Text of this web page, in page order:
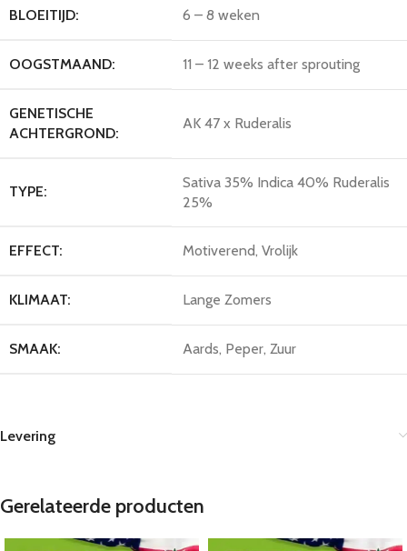
BLOEITIJD: 6 – 8 weken
OOGSTMAAND: 11 – 12 weeks after sprouting
GENETISCHE
ACHTERGROND:
AK 47 x Ruderalis
TYPE:
Sativa 35% Indica 40% Ruderalis
25%
EFFECT: Motiverend, Vrolijk
KLIMAAT: Lange Zomers
SMAAK: Aards, Peper, Zuur
Levering
Gerelateerde producten